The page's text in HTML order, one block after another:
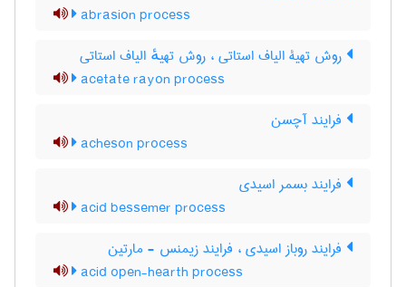
abrasion process
روش تهیۀ الیاف استاتی ، روش تهیهٔ الیاف استاتی
acetate rayon process
فرایند آچسن
acheson process
فرایند بسمر اسیدی
acid bessemer process
فرایند روباز اسیدی ، فرایند زیمنس - مارتین
acid open-hearth process